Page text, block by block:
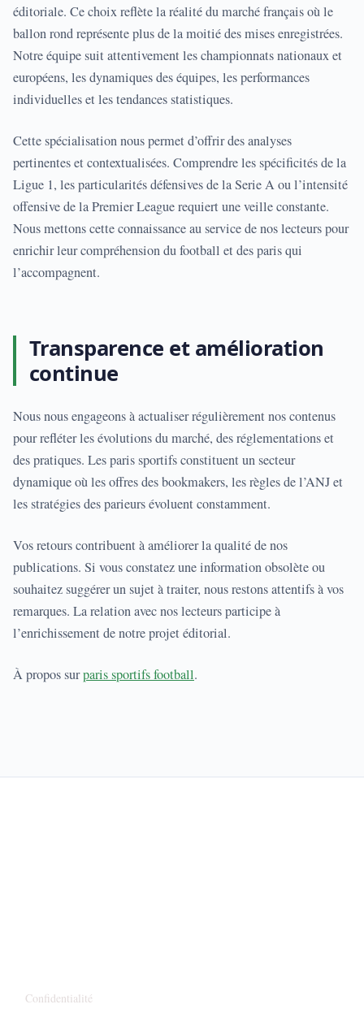
éditoriale. Ce choix reflète la réalité du marché français où le
ballon rond représente plus de la moitié des mises enregistrées.
Notre équipe suit attentivement les championnats nationaux et
européens, les dynamiques des équipes, les performances
individuelles et les tendances statistiques.
Cette spécialisation nous permet d’offrir des analyses
pertinentes et contextualisées. Comprendre les spécificités de la
Ligue 1, les particularités défensives de la Serie A ou l’intensité
offensive de la Premier League requiert une veille constante.
Nous mettons cette connaissance au service de nos lecteurs pour
enrichir leur compréhension du football et des paris qui
l’accompagnent.
Transparence et amélioration
continue
Nous nous engageons à actualiser régulièrement nos contenus
pour refléter les évolutions du marché, des réglementations et
des pratiques. Les paris sportifs constituent un secteur
dynamique où les offres des bookmakers, les règles de l’ANJ et
les stratégies des parieurs évoluent constamment.
Vos retours contribuent à améliorer la qualité de nos
publications. Si vous constatez une information obsolète ou
souhaitez suggérer un sujet à traiter, nous restons attentifs à vos
remarques. La relation avec nos lecteurs participe à
l’enrichissement de notre projet éditorial.
À propos surparis sportifs football.
Confidentialité